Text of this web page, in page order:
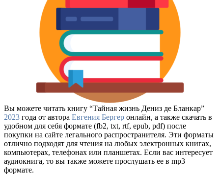
Вы можете читать книгу “Тайная жизнь Дениз де Бланкар”
2023 года от автора Евгения Бергер онлайн, а также скачать в
удобном для себя формате (fb2, txt, rtf, epub, pdf) после
покупки на сайте легального распространителя. Эти форматы
отлично подходят для чтения на любых электронных книгах,
компьютерах, телефонах или планшетах. Если вас интересует
аудиокнига, то вы также можете прослушать ее в mp3
формате.